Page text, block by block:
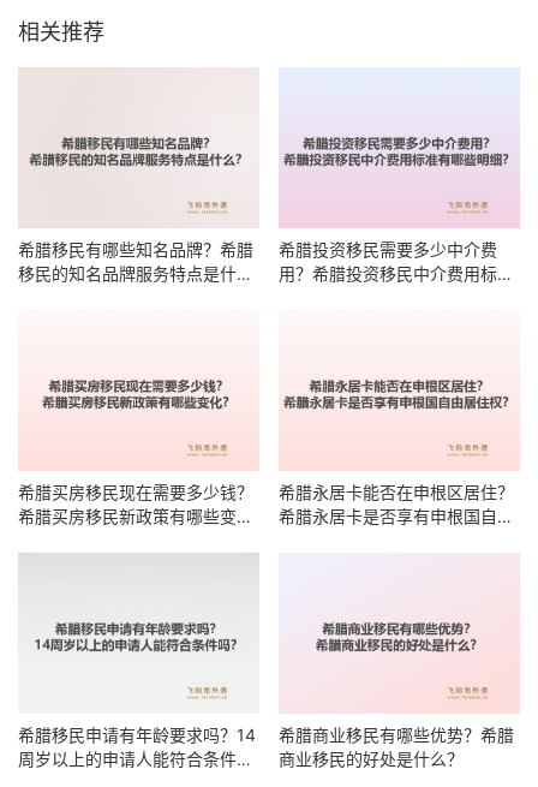
相关推荐
希腊移民有哪些知名品牌？希腊
移民的知名品牌服务特点是什
希腊投资移民需要多少中介费
用？希腊投资移民中介费用标准
希腊买房移民现在需要多少钱？
希腊买房移民新政策有哪些变
希腊永居卡能否在申根区居住？
希腊永居卡是否享有申根国自由
希腊移民申请有年龄要求吗？14
周岁以上的申请人能符合条件
希腊商业移民有哪些优势？希腊
商业移民的好处是什么？